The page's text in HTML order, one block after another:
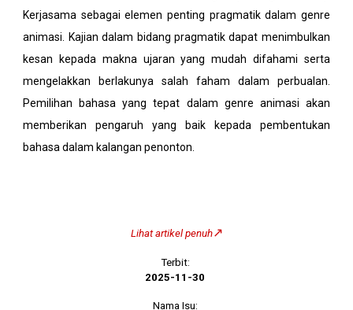
Kerjasama sebagai elemen penting pragmatik dalam genre
animasi. Kajian dalam bidang pragmatik dapat menimbulkan
kesan kepada makna ujaran yang mudah difahami serta
mengelakkan berlakunya salah faham dalam perbualan.
Pemilihan bahasa yang tepat dalam genre animasi akan
memberikan pengaruh yang baik kepada pembentukan
bahasa dalam kalangan penonton.
Lihat artikel penuh↗️
Terbit:
2025-11 -30
Nama Isu: